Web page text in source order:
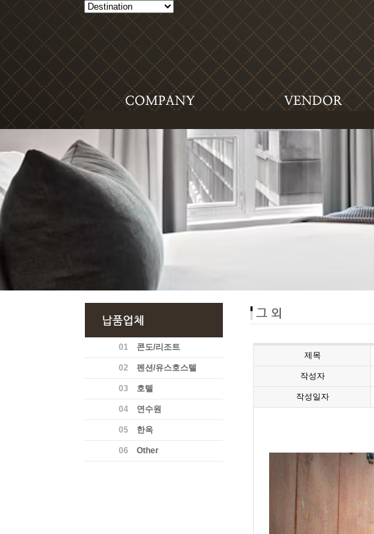
01 콘도/리조트
02 펜션/유스호스텔
03 호텔
04 연수원
05 한옥
06 Other
제목
작성자
작성일자